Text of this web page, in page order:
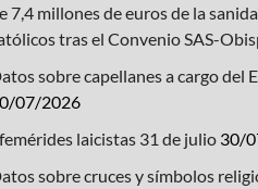
7,4 millones de euros de la
tras el Convenio SAS-
sobre capellanes a cargo del
07/2026
laicistas 31 de julio 30/
sobre cruces y símbolos